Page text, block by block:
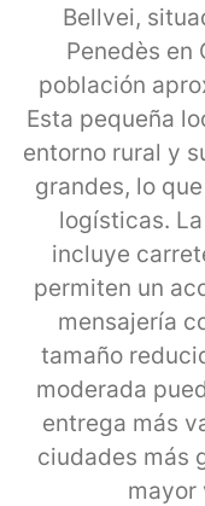
Bellvei,
Penedès en
población
Esta pequeña
entorno rural y
grandes, lo
logísticas.
incluye
permiten un
mensajería
tamaño
moderada
entrega más
ciudades más
mayor